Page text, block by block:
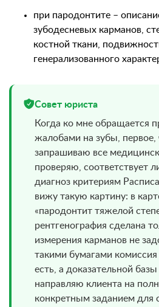
при пародонтите –
зубодесневых карманов,
костной ткани,
генерализованного
Совет юриста
Когда ко мне обращается
жалобами на зубы, первое,
запрашиваю все
проверяю, соответствует
диагноз критериям
вижу такую картину: в
«пародонтит тяжелой
рентгенография сделана
измерения карманов не
такими бумагами
есть, а доказательной
направляю клиента на
конкретным заданием для